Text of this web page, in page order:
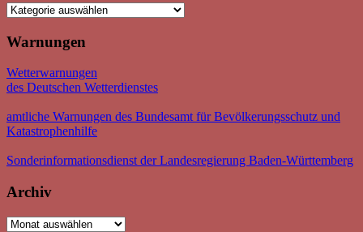
Kategorien
Warnungen
Wetterwarnungen
des Deutschen Wetterdienstes
amtliche Warnungen des Bundesamt für Bevölkerungsschutz und
Katastrophenhilfe
Sonderinformationsdienst der Landesregierung Baden-Württemberg
Archiv
Archiv